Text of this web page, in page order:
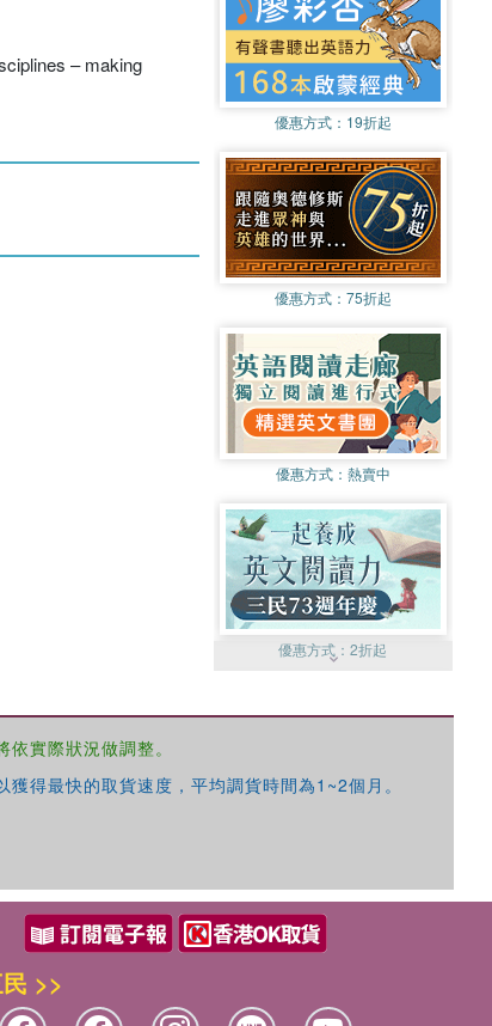
– making
優惠方式： 19折起
優惠方式： 75折起
優惠方式： 熱賣中
優惠方式：2折起
實際狀況做調整。
得最快的取貨速度，平均調貨時間為1~2個月。
>>